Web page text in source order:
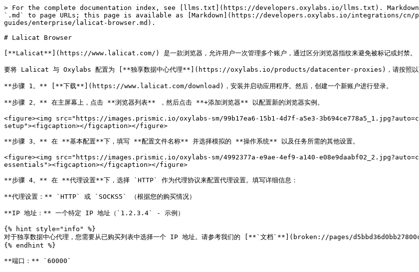
> For the complete documentation index, see [llms.txt](https://developers.oxylabs.io/llms.txt). Markdown
`.md` to page URLs; this page is available as [Markdown](https://developers.oxylabs.io/integrations/cn/
guides/enterprise/lalicat-browser.md).
# Lalicat Browser
[**Lalicat**](https://www.lalicat.com/) 是一款浏览器，允许用户一次管理多个账户，通过区分浏览器指纹来避免被标记或封禁。
要将 Lalicat 与 Oxylabs 配置为 [**独享数据中心代理**](https://oxylabs.io/products/datacenter-proxies)，请按照以下
**步骤 1。** [**下载**](https://www.lalicat.com/download)，安装并启动应用程序。然后，创建一个新账户进行登录。
**步骤 2。** 在主屏幕上，点击 **浏览器列表** ，然后点击 **+添加浏览器** 以配置新的浏览器实例。
<figure><img src="https://images.prismic.io/oxylabs-sm/99b17ea6-15b1-4d7f-a5e3-
setup"><figcaption></figcaption></figure>
**步骤 3。** 在 **基本配置**下，填写 **配置文件名称** 并选择模拟的 **操作系统** 以及任务所需的其他设置。
<figure><img src="https://images.prismic.io/oxylabs-sm/4992377a-e9ae-4ef9-a140-
essentials"><figcaption></figcaption></figure>
**步骤 4。** 在 **代理设置**下，选择 `HTTP` 作为代理协议来配置代理设置。填写详细信息：
**代理设置：** `HTTP` 或 `SOCKS5` （根据您的购买情况）
**IP 地址：** 一个特定 IP 地址（`1.2.3.4` - 示例）
{% hint style="info" %}
对于独享数据中心代理，您需要从已购买列表中选择一个 IP 地址。请参考我们的 [**`文档`**](broken://pages/
{% endhint %}
**端口：** `60000`